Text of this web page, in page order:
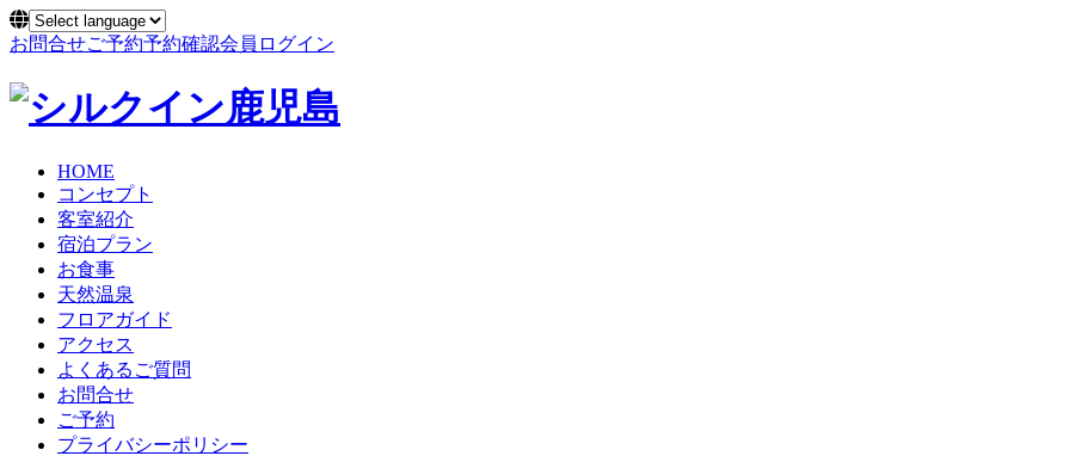
お問合せご予約予約確認会員ログイン
HOME
コンセプト
客室紹介
宿泊プラン
お食事
天然温泉
フロアガイド
アクセス
よくあるご質問
お問合せ
ご予約
プライバシーポリシー